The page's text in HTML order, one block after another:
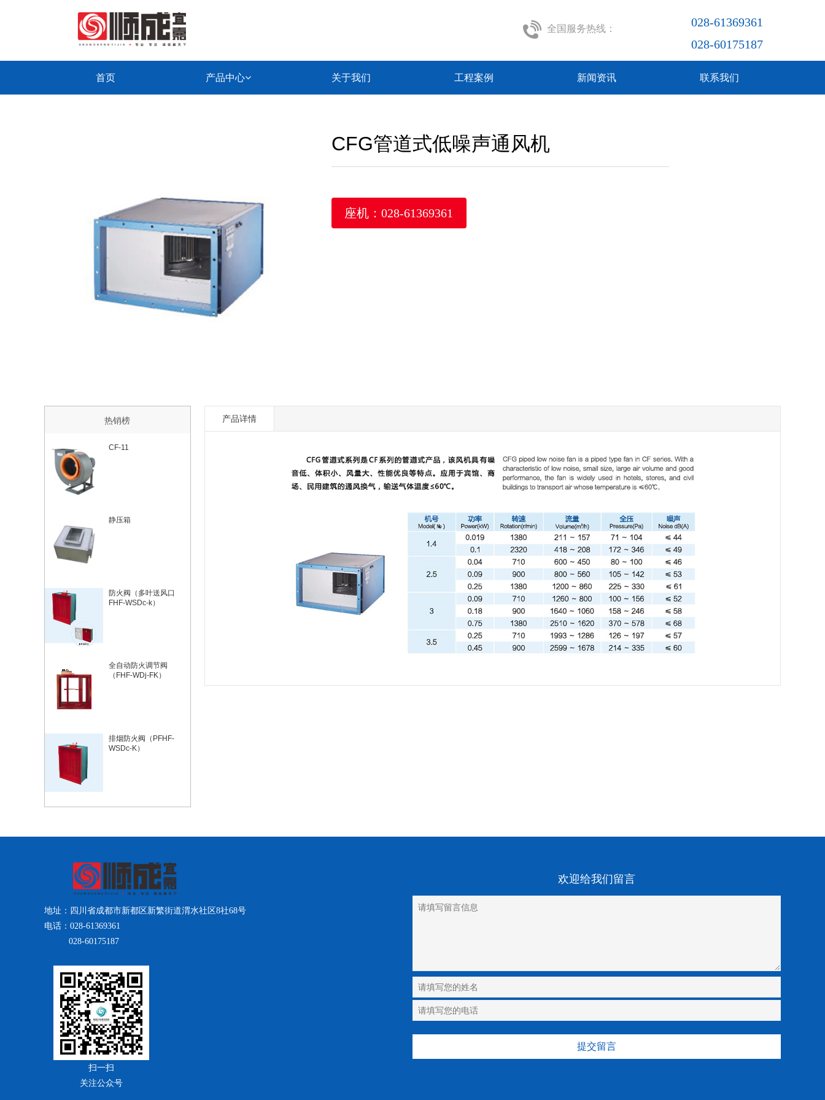
全国服务热线：
028-61369361
028-60175187
首页 产品中心 关于我们 工程案例 新闻资讯 联系我们
CFG管道式低噪声通风机
座机：028-61369361
热销榜
CF-11
静压箱
防火阀（多叶送风口
FHF-WSDc-k）
全自动防火调节阀
（FHF-WDj-FK）
排烟防火阀（PFHF-
WSDc-K）
产品详情
地址：四川省成都市新都区新繁街道渭水社区8社68号
电话：028-61369361
028-60175187
扫一扫
关注公众号
欢迎给我们留言